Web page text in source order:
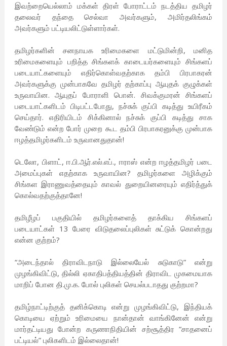
இவற்றையெல்லாம் மக்கள் திரள் போராட்டம் நடத்திய தமிழர்
தலைவர் தந்தை செல்வா அவர்களும், அமிர்தலிங்கம்
அவர்களும் பட்டியலிட்டுள்ளார்கள்.
தமிழர்களின் சனநாயக உரிமைகளை மட்டுமின்றி, மனித
உரிமைகளையும் பறித்த சிங்களக் காடையர்களையும் சிங்களப்
படையாட்களையும் எதிர்கொள்வதற்காக தம்பி பிரபாகரன்
அவர்களுக்கு முன்பாகவே தமிழர் தற்காப்பு ஆயுதக் குழுக்கள்
உருவாயின. ஆயுதப் போராளி பொன். சிவக்குமரன் சிங்களப்
படையாட்களிடம் பிடிபட்டபோது, நச்சுக் குப்பி கடித்து உயிரீகம்
செய்தார். எதிரியிடம் சிக்கினால் நச்சுக் குப்பி கடித்து சாக
வேண்டும் என்ற போர் முறை கூட தம்பி பிரபாகரனுக்கு முன்பாக
ஈழத்தமிழர்களிடம் உருவானதுதான்!
டெலோ, பிளாட், ஈ.பி.ஆர்.எல்.எப்., ஈராஸ் என்ற ஈழத்தமிழர் படை
அமைப்புகள் எதற்காக உருவாயின? தமிழர்களை அழிக்கும்
சிங்கள இராணுவத்தையும் காவல் துறையினரையும் எதிர்த்துக்
கொல்வதற்குத்தானே!
தமிழீழப் பகுதியில் தமிழர்களைத் தாக்கிய சிங்களப்
படையாட்கள் 13 பேரை விடுதலைப்புலிகள் சுட்டுக் கொன்றது
என்ன குற்றம்?
“அடைந்தால் திராவிடநாடு இல்லையேல் சுடுகாடு” என்று
முழங்கிவிட்டு, தில்லி ஏகாதிபத்தியத்தின் திராவிட முகமையாக
மாறிப் போன தி.மு.க. போல் புலிகள் செயல்படாதது குற்றமா?
தமிழ்நாட்டிற்குத் தனிக்கொடி என்று முழங்கிவிட்டு, இந்தியக்
கொடியை ஏற்றும் உரிமையை நான்தான் வாங்கினேன் என்று
மார்தட்டியது போன்ற கருணாநிதியின் சற்சூத்திர “சாதனைப்
பட்டியல்” புலிகளிடம் இல்லைதான்!